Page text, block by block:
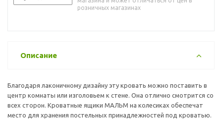
розничных магазинах
Описание
Благодаря лаконичному дизайну эту кровать можно поставить в
центр комнаты или изголовьем к стене. Она отлично смотрится со
всех сторон. Кроватные ящики МАЛЬМ на колесиках обеспечат
место для хранения постельных принадлежностей под кроватью.